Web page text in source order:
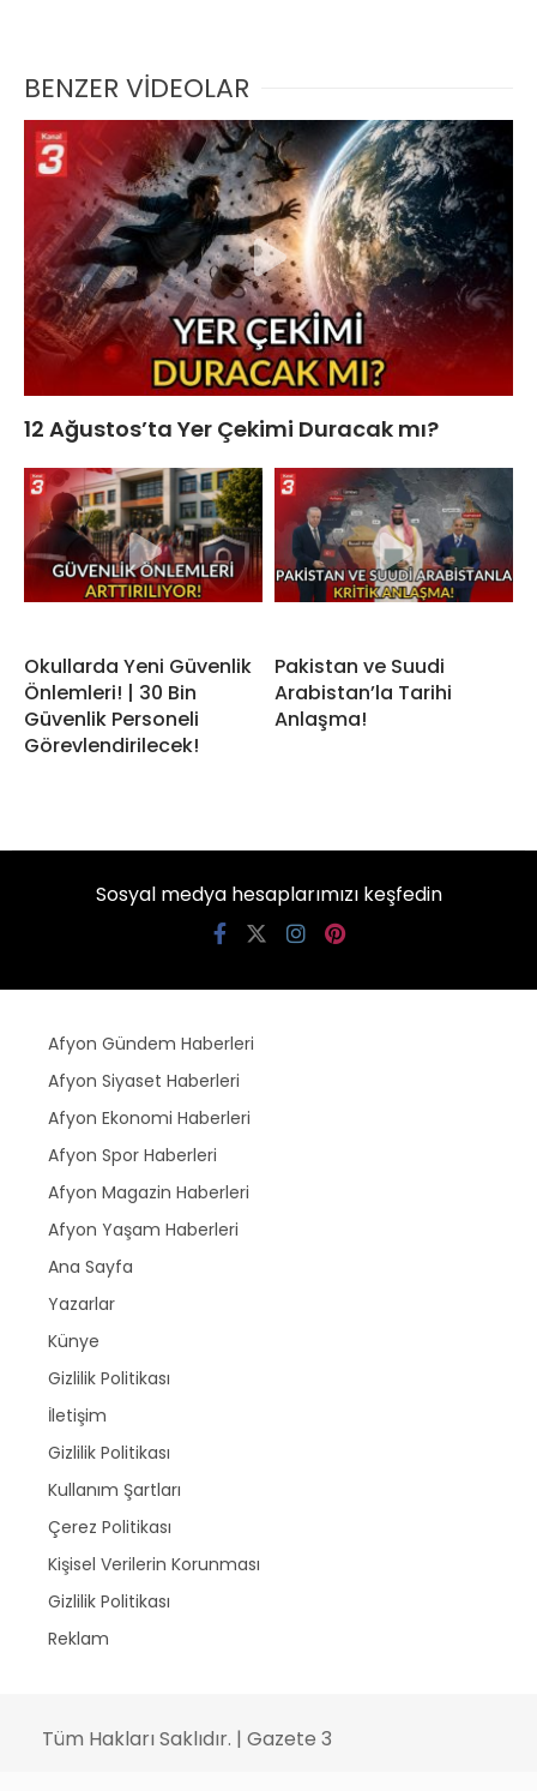
BENZER VİDEOLAR
12 Ağustos’ta Yer Çekimi Duracak mı?
Okullarda Yeni Güvenlik
Önlemleri! | 30 Bin
Güvenlik Personeli
Görevlendirilecek!
Pakistan ve Suudi
Arabistan’la Tarihi
Anlaşma!
Sosyal medya hesaplarımızı keşfedin
Afyon Gündem Haberleri
Afyon Siyaset Haberleri
Afyon Ekonomi Haberleri
Afyon Spor Haberleri
Afyon Magazin Haberleri
Afyon Yaşam Haberleri
Ana Sayfa
Yazarlar
Künye
Gizlilik Politikası
İletişim
Gizlilik Politikası
Kullanım Şartları
Çerez Politikası
Kişisel Verilerin Korunması
Gizlilik Politikası
Reklam
Tüm Hakları Saklıdır. | Gazete 3